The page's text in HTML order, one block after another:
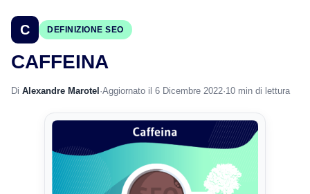
C DEFINIZIONE SEO
CAFFEINA
Di Alexandre Marotel ·Aggiornato il 6 Dicembre 2022·10 min di lettura